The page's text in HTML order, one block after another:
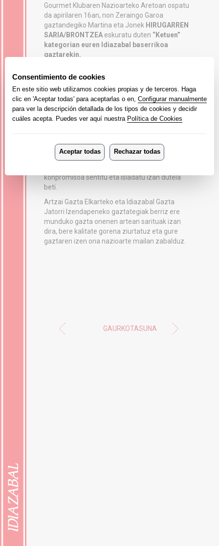
Gourmet Klubaren Nazioarteko Aretoan ospatu
da apirilaren 16an, non Zeraingo Garoa
gaztandegiko Martina eta Jonek HIRUGARREN
SARIA/BRONTZEAeskuratu duten “Ketuen”
kategorian euren Idiazabal baserrikoa
gaztarekin.
Aizkorriko mendilerroaren azpian dagoen herri
txiki batean kokatutako gaztandegi tradizional
honetan, bi artzain gazte hauek lurrari lotutako
bizitza egiteko ametsa bete dutela. Bere ardi
latxak Zeraingo belardietan bazkatzen dira
direlarik hurrengo negura arte. Esan beharra
dago, bai Jonek eta bai Martinak lanbide
konpromisoa sentitu eta isladatu izan dutela
beti.
Artzai Gazta Elkarteko eta Idiazabal Gazta
Jatorri Izendapeneko gaztategiak berriz ere
munduko gazta onenen artean sarituak izan
dira, bere kalitate gorena ziurtatuz eta gure
gaztaren izen ona nazioarte mailan zabalduz.
GAURKOTASUNA